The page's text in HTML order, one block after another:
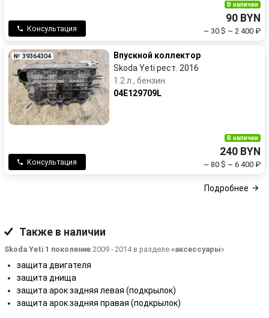
Консультация
В наличии
90 BYN
~ 30 $ ~ 2 400 ₽
№ 39364304
Впускной коллектор
Skoda Yeti рест. 2016
1.2 л., бензин
04E129709L
Консультация
В наличии
240 BYN
~ 80 $ ~ 6 400 ₽
Подробнее
Также в наличии
Skoda Yeti 1 поколение 2009 - 2014 в разделе «аксессуары»
защита двигателя
защита днища
защита арок задняя левая (подкрылок)
защита арок задняя правая (подкрылок)